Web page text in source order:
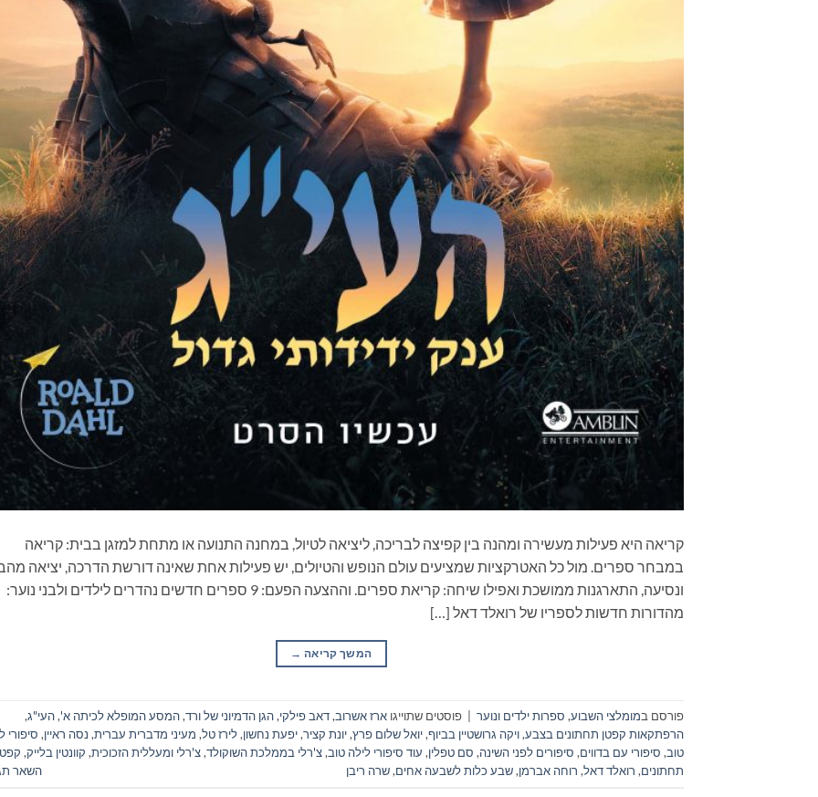
קריאה היא פעילות מעשירה ומהנה בין קפיצה לבריכה, ליציאה לטיול, במחנה התנועה או מתחת למזגן בבית: קריאה
במבחר ספרים. מול כל האטרקציות שמציעים עולם הנופש והטיולים, יש פעילות אחת שאינה דורשת הדרכה, יציאה
ונסיעה, התארגנות ממושכת ואפילו שיחה: קריאת ספרים. וההצעה הפעם: 9 ספרים חדשים נהדרים לילדים ולבני נוער:
מהדורות חדשות לספריו של רואלד דאל […]
המשך קריאה →
פורסם במומלצי השבוע, ספרות ילדים ונוער פוסטים שתוייגו ארז אשרוב,דאב פילקי,הגן הדמיוני של ורד,המסע המופלא לכיתה א',העי"ג,
הרפתקאות קפטן תחתונים בצבע,ויקה גרושטיין בביוף,יואל שלום פרץ,יונת קציר,יפעת נחשון,לירז טל, מעיני מדברית עברית, נסה ראיין, סיפורי
טוב, סיפורי עם בדווים, סיפורים לפני השינה, סם טפלין, עוד סיפורי לילה טוב,צ'רלי בממלכת השוקולד,צ'רלי ומעללית הזכוכית, קוונטין בלייק,
תחתונים, רואלד דאל, רוחה אברמן,שבע כלות לשבעה אחים,שרה ריבן השאר